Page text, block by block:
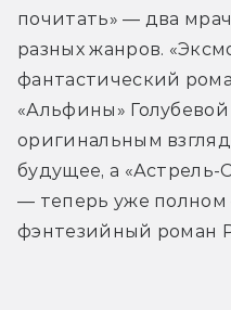
почитать» — два
разных жанров.
фантастический
«Альфины»
оригинальным
будущее, а «Астрель-
— теперь уже
фэнтезийный роман